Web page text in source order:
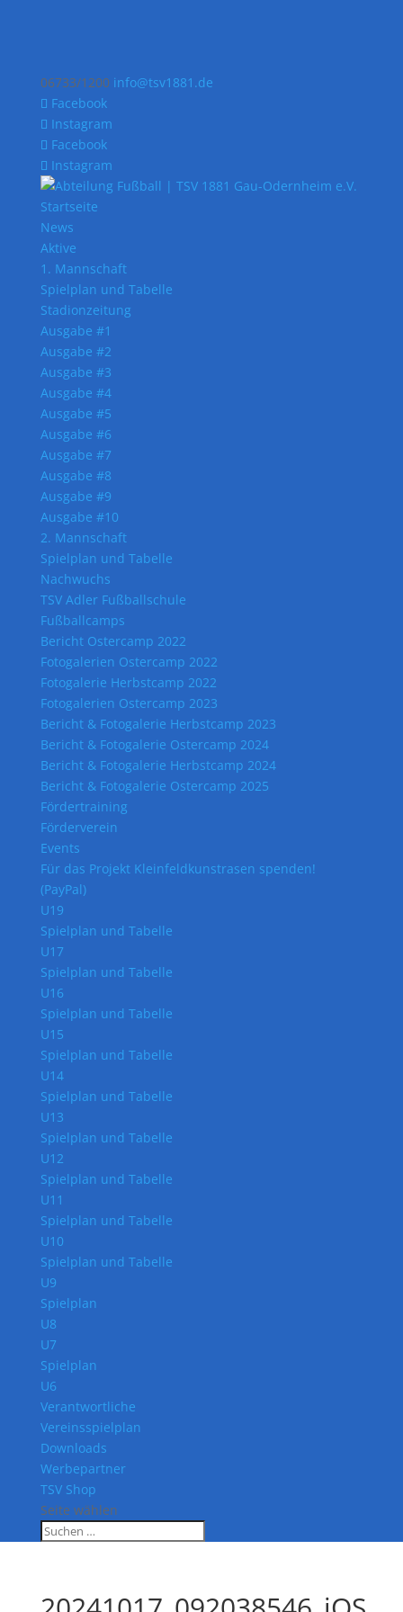
06733/1200 info@tsv1881.de
Facebook
Instagram
Facebook
Instagram
Startseite
News
Aktive
1. Mannschaft
Spielplan und Tabelle
Stadionzeitung
Ausgabe #1
Ausgabe #2
Ausgabe #3
Ausgabe #4
Ausgabe #5
Ausgabe #6
Ausgabe #7
Ausgabe #8
Ausgabe #9
Ausgabe #10
2. Mannschaft
Spielplan und Tabelle
Nachwuchs
TSV Adler Fußballschule
Fußballcamps
Bericht Ostercamp 2022
Fotogalerien Ostercamp 2022
Fotogalerie Herbstcamp 2022
Fotogalerien Ostercamp 2023
Bericht & Fotogalerie Herbstcamp 2023
Bericht & Fotogalerie Ostercamp 2024
Bericht & Fotogalerie Herbstcamp 2024
Bericht & Fotogalerie Ostercamp 2025
Fördertraining
Förderverein
Events
Für das Projekt Kleinfeldkunstrasen spenden!
(PayPal)
U19
Spielplan und Tabelle
U17
Spielplan und Tabelle
U16
Spielplan und Tabelle
U15
Spielplan und Tabelle
U14
Spielplan und Tabelle
U13
Spielplan und Tabelle
U12
Spielplan und Tabelle
U11
Spielplan und Tabelle
U10
Spielplan und Tabelle
U9
Spielplan
U8
U7
Spielplan
U6
Verantwortliche
Vereinsspielplan
Downloads
Werbepartner
TSV Shop
Seite wählen